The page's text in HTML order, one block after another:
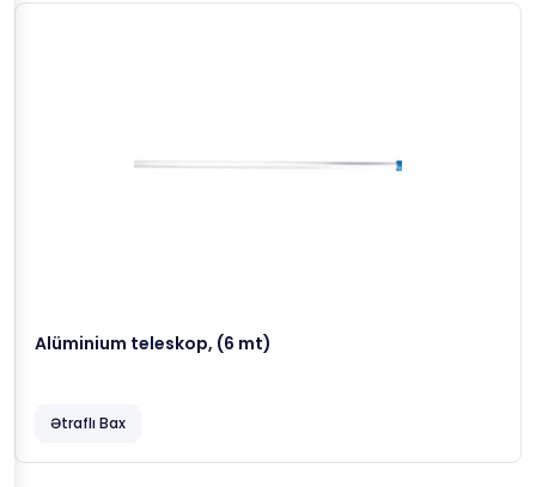
Alüminium teleskop, (6 mt)
Ətraflı Bax